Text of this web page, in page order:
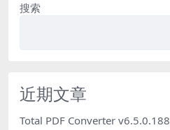
搜索
近期文章
Total PDF Converter v6.5.0.188